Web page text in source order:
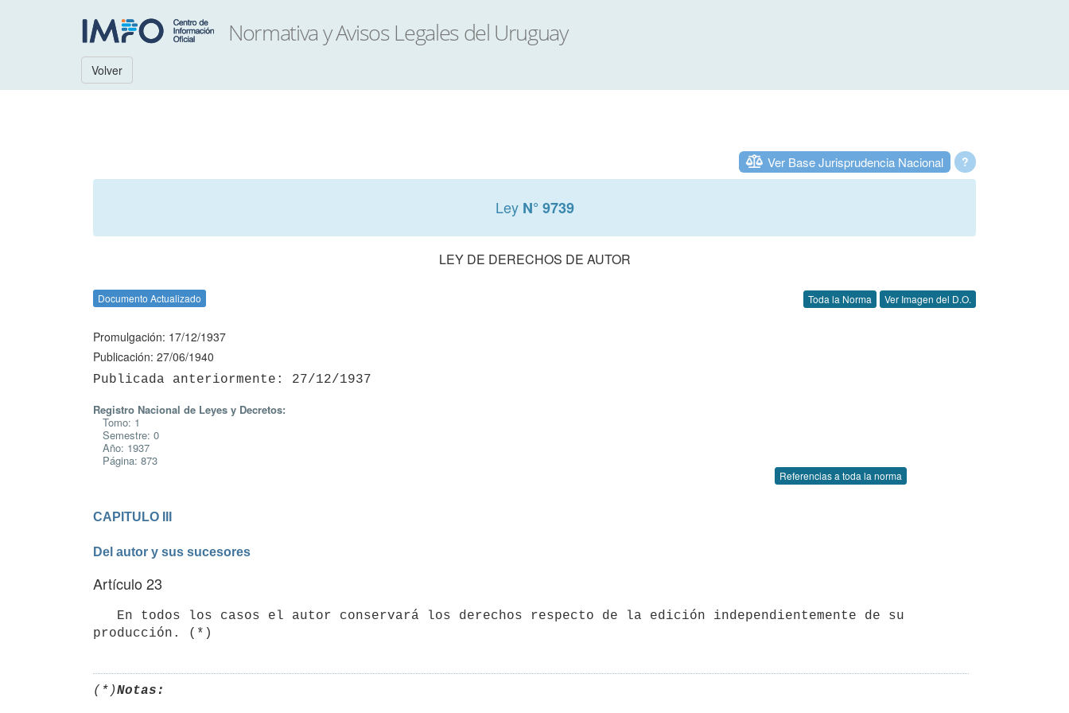
Volver
?
Ver Base Jurisprudencia Nacional
Ley N° 9739
LEY DE DERECHOS DE AUTOR
Documento Actualizado Toda la Norma Ver Imagen del D.O.
Promulgación: 17/12/1937
Publicación: 27/06/1940
Registro Nacional de Leyes y Decretos:
Tomo: 1
Semestre: 0
Año: 1937
Página: 873
Referencias a toda la norma
CAPITULO III
Del autor y sus sucesores
Artículo 23
producción. (*)
(*)Notas: